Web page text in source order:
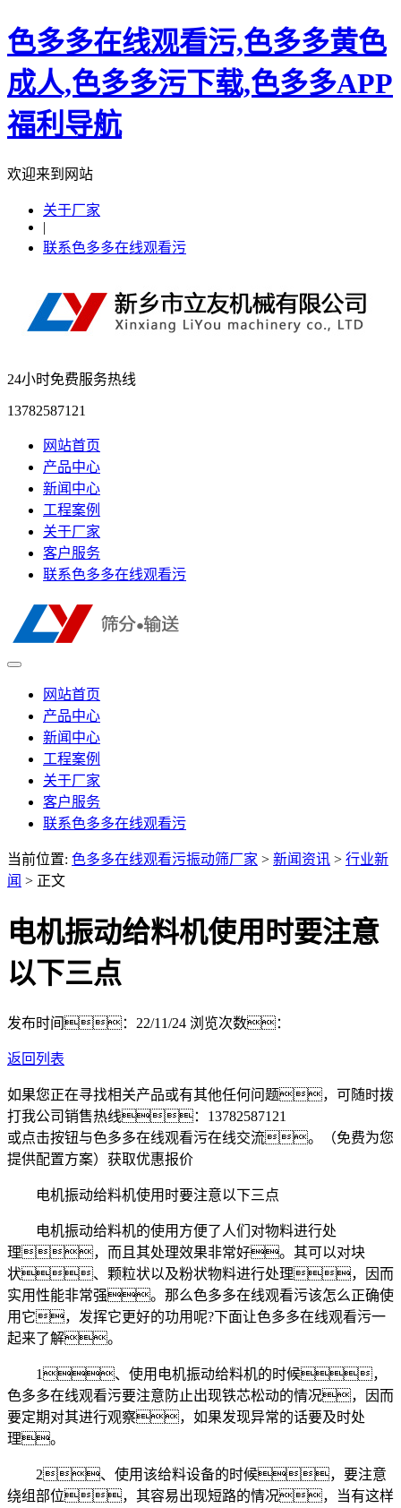
色多多在线观看污,色多多黄色
成人,色多多污下载,色多多APP
福利导航
欢迎来到网站
关于厂家
|
联系色多多在线观看污
24小时免费服务热线
13782587121
网站首页
产品中心
新闻中心
工程案例
关于厂家
客户服务
联系色多多在线观看污
网站首页
产品中心
新闻中心
工程案例
关于厂家
客户服务
联系色多多在线观看污
当前位置: 色多多在线观看污振动筛厂家 > 新闻资讯 > 行业新
闻 > 正文
电机振动给料机使用时要注意
以下三点
发布时间：22/11/24 浏览次数：
返回列表
如果您正在寻找相关产品或有其他任何问题，可随时拨
打我公司销售热线： 13782587121
或点击按钮与色多多在线观看污在线交流。（免费为您
提供配置方案） 获取优惠报价
电机振动给料机使用时要注意以下三点
电机振动给料机的使用方便了人们对物料进行处
理，而且其处理效果非常好。其可以对块
状、颗粒状以及粉状物料进行处理，因而
实用性能非常强。那么色多多在线观看污该怎么正确使
用它，发挥它更好的功用呢?下面让色多多在线观看污一
起来了解。
1、使用电机振动给料机的时候，
色多多在线观看污要注意防止出现铁芯松动的情况，因而
要定期对其进行观察，如果发现异常的话要及时处
理。
2、使用该给料设备的时候，要注意
绕组部位，其容易出现短路的情况，当有这样